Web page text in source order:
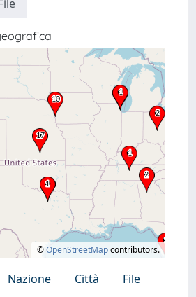
©OpenStreetMapcontributors.
Nazione Città
File